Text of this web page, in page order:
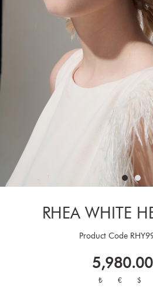
RHEA WHITE
Product Code
5,980.00
₺ € $